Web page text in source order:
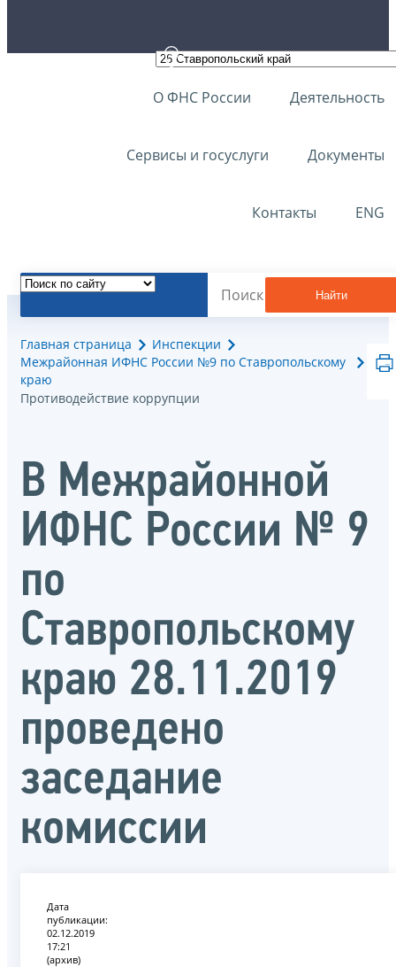
О ФНС России Деятельность
Сервисы и госуслуги Документы
Контакты ENG
Найти
Главная страница
Инспекции
Межрайонная ИФНС России №9 по Ставропольскому
краю
Противодействие коррупции
В Межрайонной
ИФНС России № 9
по
Ставропольскому
краю 28.11.2019
проведено
заседание
комиссии
Дата
публикации:
02.12.2019
17:21
(архив)